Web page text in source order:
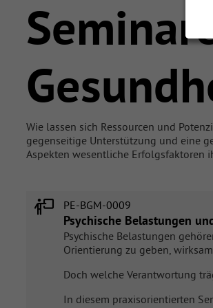
Wie lassen sich Ressourcen und
gegenseitige Unterstützung und eine
Aspekten wesentliche Erfolgsfaktoren
PE-BGM-0009
Psychische Belastungen
Psychische Belastungen
Orientierung zu geben,
Doch welche Verantwortung
In diesem praxisorientierten